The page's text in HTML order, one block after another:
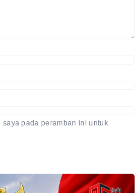
pada peramban ini untuk